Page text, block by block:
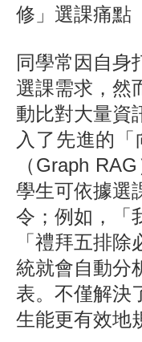
修」選課痛點
同學常因自身
選課需求，然
動比對大量資
入了先進的
（Graph
學生可依據選
令；例如，「
「禮拜五排
統就會自動分
表。不僅解決
生能更有效地